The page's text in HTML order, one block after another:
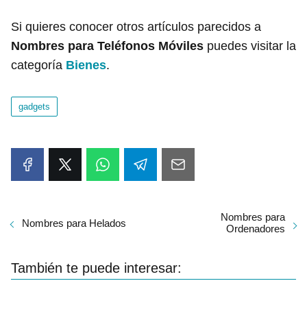
Si quieres conocer otros artículos parecidos a
Nombres para Teléfonos Móviles puedes visitar la
categoría Bienes.
gadgets
Nombres para Helados
Nombres para
Ordenadores
También te puede interesar: